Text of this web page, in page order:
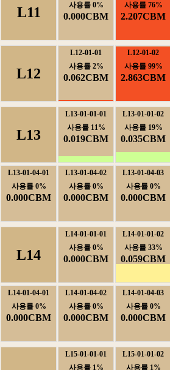
L11
사용률0%
0.000CBM
사용률76%
2.207CBM
L12
L12-01-01
사용률2%
0.062CBM
L12-01-02
사용률99%
2.863CBM
L13
L13-01-01-01
사용률11%
0.019CBM
L13-01-01-02
사용률19%
0.035CBM
L13-01-04-01
사용률0%
0.000CBM
L13-01-04-02
사용률0%
0.000CBM
L13-01-04-03
사용률0%
0.000CBM
L14
L14-01-01-01
사용률0%
0.000CBM
L14-01-01-02
사용률33%
0.059CBM
L14-01-04-01
사용률0%
0.000CBM
L14-01-04-02
사용률0%
0.000CBM
L14-01-04-03
사용률0%
0.000CBM
L15-01-01-01
사용률1%
L15-01-01-02
사용률1%